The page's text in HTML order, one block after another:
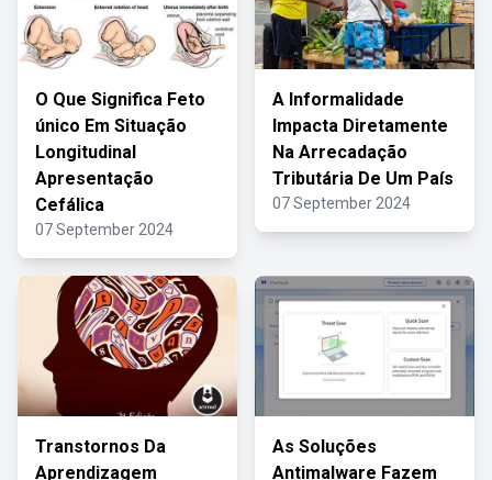
O Que Significa Feto
único Em Situação
Longitudinal
Apresentação
Cefálica
07 September 2024
A Informalidade
Impacta Diretamente
Na Arrecadação
Tributária De Um País
07 September 2024
Transtornos Da
Aprendizagem
As Soluções
Antimalware Fazem